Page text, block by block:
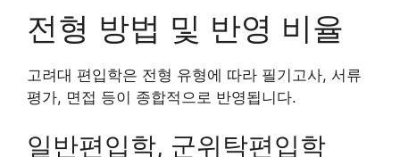
전형 방법 및 반영 비율
고려대 편입학은 전형 유형에 따라 필기고사, 서류
평가, 면접 등이 종합적으로 반영됩니다.
일반편입학, 군위탁편입학